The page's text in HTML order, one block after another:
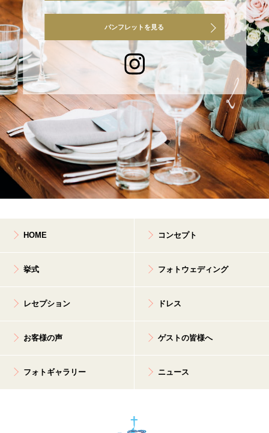
パンフレットを見る
HOME コンセプト
挙式 フォトウェディング
レセプション ドレス
お客様の声 ゲストの皆様へ
フォトギャラリー ニュース